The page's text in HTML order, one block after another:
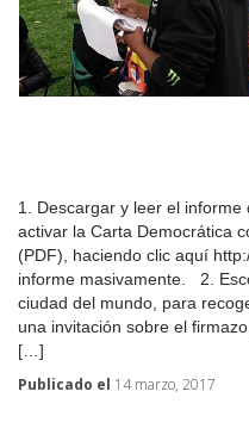
1. Descargar y leer el informe
activar la Carta Democrática
(PDF), haciendo clic aquí
informe masivamente. 2.
ciudad del mundo, para
una invitación sobre el
[…]
Publicado el 14 marzo, 2017